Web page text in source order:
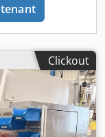
Clickout